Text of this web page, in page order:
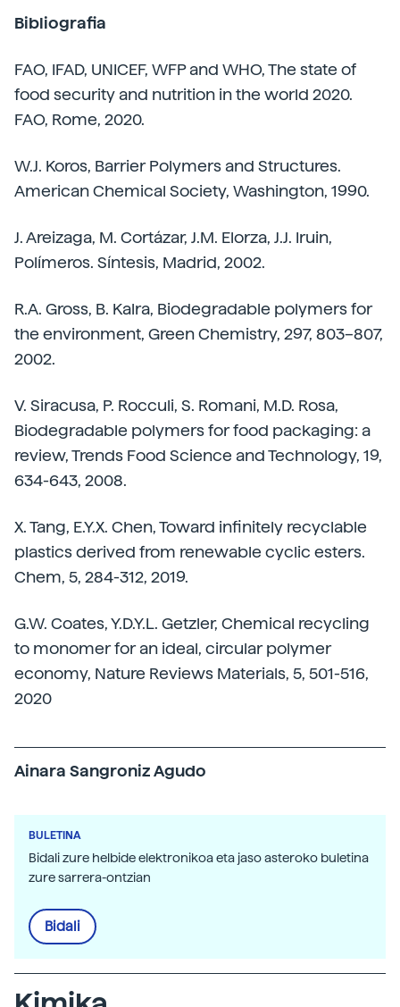
Bibliografia
FAO, IFAD, UNICEF, WFP and WHO, The state of
food security and nutrition in the world 2020.
FAO, Rome, 2020.
W.J. Koros, Barrier Polymers and Structures.
American Chemical Society, Washington, 1990.
J. Areizaga, M. Cortázar, J.M. Elorza, J.J. Iruin,
Polímeros. Síntesis, Madrid, 2002.
R.A. Gross, B. Kalra, Biodegradable polymers for
the environment, Green Chemistry, 297, 803–807,
2002.
V. Siracusa, P. Rocculi, S. Romani, M.D. Rosa,
Biodegradable polymers for food packaging: a
review, Trends Food Science and Technology, 19,
634-643, 2008.
X. Tang, E.Y.X. Chen, Toward infinitely recyclable
plastics derived from renewable cyclic esters.
Chem, 5, 284-312, 2019.
G.W. Coates, Y.D.Y.L. Getzler, Chemical recycling
to monomer for an ideal, circular polymer
economy, Nature Reviews Materials, 5, 501-516,
2020
Ainara Sangroniz Agudo
BULETINA
Bidali zure helbide elektronikoa eta jaso asteroko buletina
zure sarrera-ontzian
Bidali